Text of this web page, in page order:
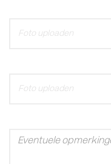
Foto uploaden
Foto uploaden